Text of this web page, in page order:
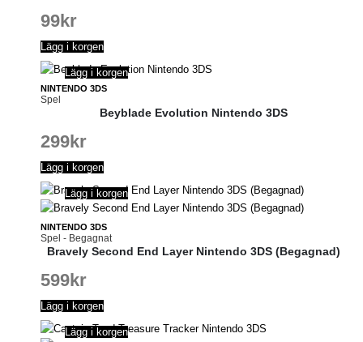
99kr
Lägg i korgen
NINTENDO 3DS
Spel
Lägg i korgen
Beyblade Evolution Nintendo 3DS
299kr
Lägg i korgen
NINTENDO 3DS
Spel - Begagnat
Lägg i korgen
Bravely Second End Layer Nintendo 3DS (Begagnad)
599kr
Lägg i korgen
Lägg i korgen